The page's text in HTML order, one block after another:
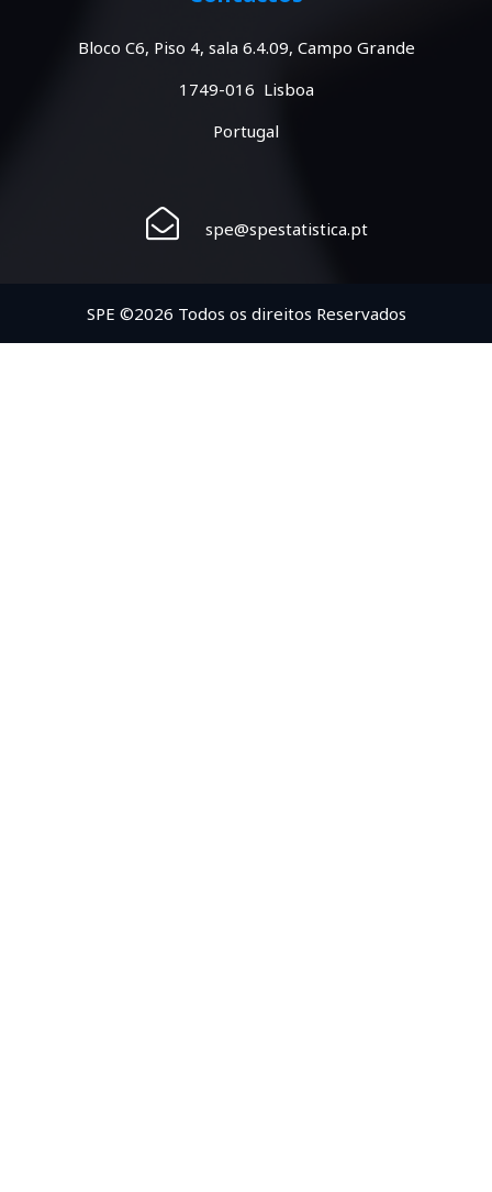
Bloco C6, Piso 4, sala 6.4.09, Campo Grande
1749-016 Lisboa
Portugal
spe@spestatistica.pt
SPE ©2026 Todos os direitos Reservados